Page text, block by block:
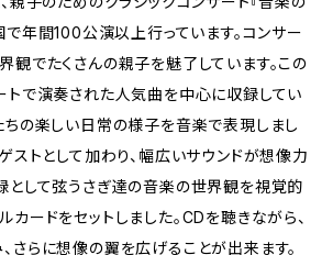
で年間100公演以上行っています。コンサー
観でたくさんの親子を魅了しています。この
トで演奏された人気曲を中心に収録してい
ちの楽しい日常の様子を音楽で表現しまし
ゲストとして加わり、幅広いサウンドが想像力
として弦うさぎ達の音楽の世界観を視覚的
カードをセットしました。CDを聴きながら、
さらに想像の翼を広げることが出来ます。